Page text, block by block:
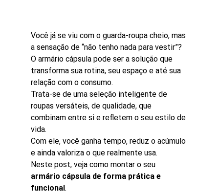
Você já se viu com o guarda-roupa cheio, mas
a sensação de “não tenho nada para vestir”?
O armário cápsula pode ser a solução que
transforma sua rotina, seu espaço e até sua
relação com o consumo.
Trata-se de uma seleção inteligente de
roupas versáteis, de qualidade, que
combinam entre si e refletem o seu estilo de
vida.
Com ele, você ganha tempo, reduz o acúmulo
e ainda valoriza o que realmente usa.
Neste post, veja como montar o seu
armário cápsula de forma prática e
funcional.